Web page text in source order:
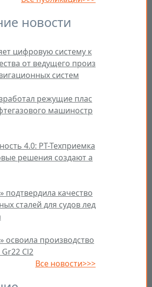
новости
цифровую систему к
от ведущего произ
систем
режущие плас
машиностр
4.0: РТ-Техприемка
решения создают а
подтвердила качество
сталей для судов лед
освоила производство
Gr22 Cl2
Все новости>>>